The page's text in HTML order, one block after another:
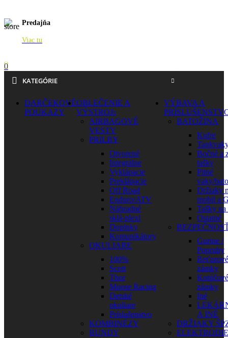
Predajňa
Viac tu
0
KATEGÓRIE
DARČEKOVÉ
POUKAZY
OBLEČENIE A
VÝSTROJ
AIRBAGOVÉ
VESTY
PRILBY
Otvorené
Integrálne
Vyklápacie
Preklápacie
Off Road
Enduro/ATV
Náhradné
sklá-plexi
Doplnky
Komunikátory
OKULIARE
100%
Scott
Thor
Moose Racing
Detské
okuliare
Príslušenstvo
KOMBINÉZY
BUNDY
VÝBAVA A
BATOŽINA
Kufre
Bočné a
tašky
Pitné
vaky/
Držiaky
mobil a
Tašky na
Ostatné
Gurtne /
Popruhy
Reťazové
zámky
Kotúčové
zámky
Iné
A INÉ
DRŽIAKY